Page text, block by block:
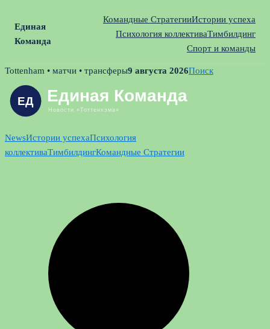
Единая
Команда
Командные СтратегииИстории успеха
Психология коллективаТимбилдинг
Спорт и команды
Skip
content
Tottenham • матчи • трансферы9 августа 2026Поиск
NewsИстории успехаПсихология
коллективаТимбилдингКомандные Стратегии